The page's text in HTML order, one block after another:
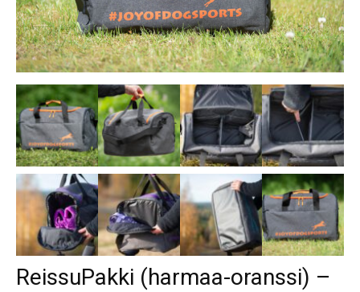
ReissuPakki (harmaa-oranssi) –